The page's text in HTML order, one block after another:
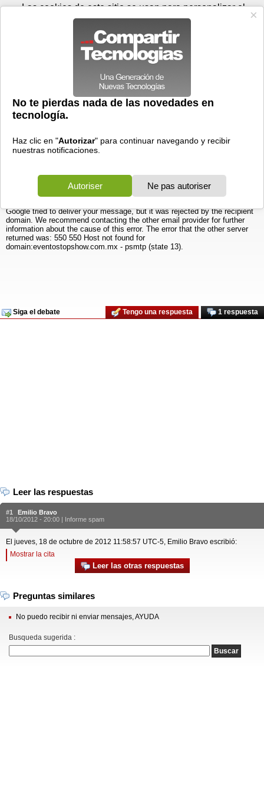
Prensa Videos
Windows 9x>Windows Me
Ayuda no puedo recibir correos
18/10/2012 - 18:58 porcontrataciones| Informe spam
pruebas con otras cuentas que manejo y reciben el correo de esta
cuenta, pero cuando trato de contestar o reenviar alguna informacion no
Delivery to the following recipient failed permanently:
Google tried to deliver your message, but it was rejected by the recipient
domain. We recommend contacting the other email provider for further
information about the cause of this error. The error that the other server
returned was: 550 550 Host not found for
domain:eventostopshow.com.mx - psmtp (state 13).
Siga el debate 1 respuesta
Tengo una respuesta
Leer las respuestas
#1
Emilio Bravo
18/10/2012 - 20:00 | Informe spam
El jueves, 18 de octubre de 2012 11:58:57 UTC-5, Emilio Bravo escribió:
Mostrar la cita
Leer las otras respuestas
Preguntas similares
No puedo recibir ni enviar mensajes, AYUDA
Busqueda sugerida :
Jueves 06 de agosto - 19:13 Registrar Conectar
Las cookies de este sitio se usan para personalizar el
contenido y los anuncios, para ofrecer funciones de medios
sociales y para analizar el tráfico. Además, compartimos
información sobre el uso que haga del sitio web con nuestros
partners de medios sociales, de publicidad y de análisis
web.
OK